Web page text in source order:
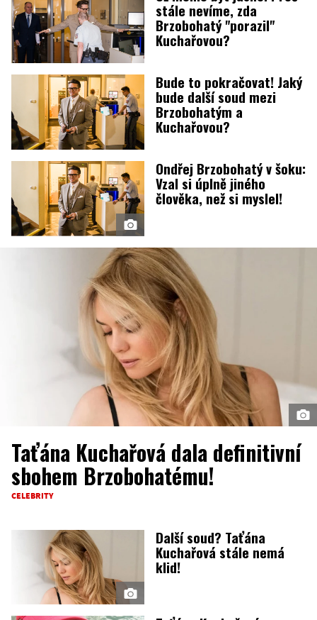
stále nevíme, zda
Brzobohatý "porazil"
Kuchařovou?
Bude to pokračovat! Jaký
bude další soud mezi
Brzobohatým a
Kuchařovou?
Ondřej Brzobohatý v šoku:
Vzal si úplně jiného
člověka, než si myslel!
Taťána Kuchařová dala definitivní
sbohem Brzobohatému!
CELEBRITY
Další soud? Taťána
Kuchařová stále nemá
klid!